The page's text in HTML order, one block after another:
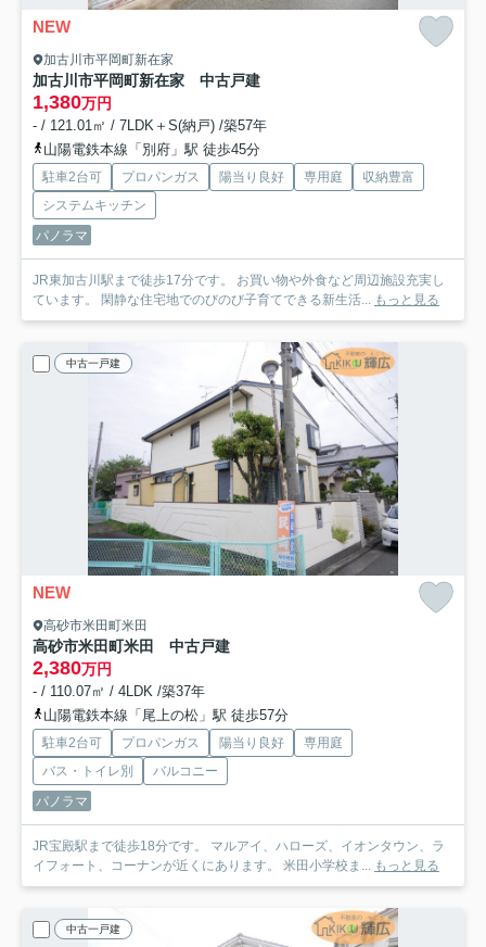
NEW
加古川市平岡町新在家
加古川市平岡町新在家 中古戸建
1,380万円
- / 121.01㎡ / 7LDK＋S(納戸) /築57年
山陽電鉄本線「別府」駅 徒歩45分
駐車2台可 プロパンガス 陽当り良好 専用庭
収納豊富
システムキッチン
パノラマ
JR東加古川駅まで徒歩17分です。 お買い物や外食など周辺施設充実し
ています。 閑静な住宅地でのびのび子育てできる新生活...
もっと見る
中古一戸建
NEW
高砂市米田町米田
高砂市米田町米田 中古戸建
2,380万円
- / 110.07㎡ / 4LDK /築37年
山陽電鉄本線「尾上の松」駅 徒歩57分
駐車2台可 プロパンガス 陽当り良好
専用庭
バス・トイレ別
バルコニー
パノラマ
JR宝殿駅まで徒歩18分です。 マルアイ、ハローズ、イオンタウン、ラ
イフォート、コーナンが近くにあります。 米田小学校ま...
もっと見る
中古一戸建